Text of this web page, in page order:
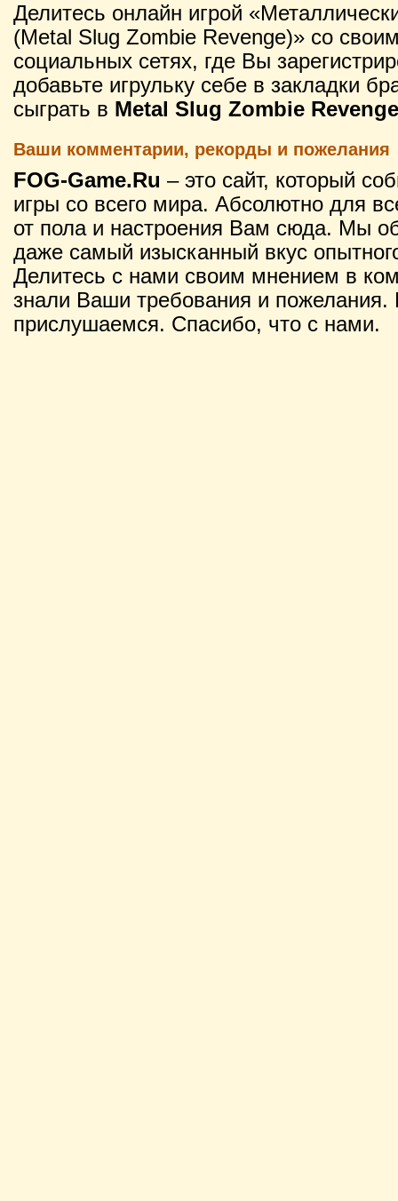
Делитесь онлайн игрой
(Metal Slug Zombie Revenge)» со
социальных сетях, где Вы
добавьте игрульку себе в закладки
сыграть в Metal Slug Zombie
Ваши комментарии, рекорды и пожелания
FOG-Game.Ru – это сайт, который
игры со всего мира. Абсолютно для
от пола и настроения Вам сюда. Мы
даже самый изысканный вкус
Делитесь с нами своим мнением в
знали Ваши требования и
прислушаемся. Спасибо, что с нами.